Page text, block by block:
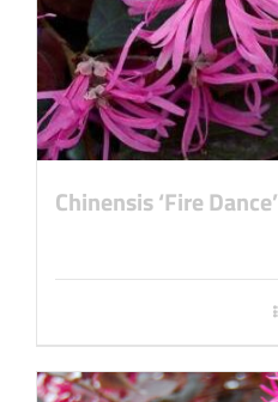
Chinensis ‘Fire Dance’